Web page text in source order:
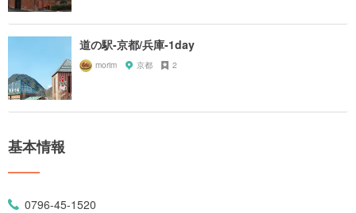
道の駅-京都/兵庫-1day
morim 京都 2
基本情報
0796-45-1520